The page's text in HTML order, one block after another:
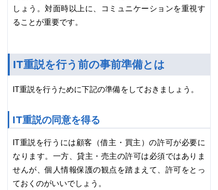
しょう。対面時以上に、コミュニケーションを重視す
ることが重要です。
IT重説を行う前の事前準備とは
IT重説を行うために下記の準備をしておきましょう。
IT重説の同意を得る
IT重説を行うには顧客（借主・買主）の許可が必要に
なります。一方、貸主・売主の許可は必須ではありま
せんが、個人情報保護の観点を踏まえて、許可をとっ
ておくのがいいでしょう。